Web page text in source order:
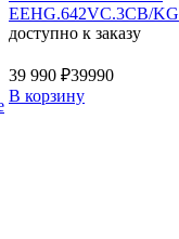
EEHG.642VC.3CB/KG
доступно к заказу
39 990 ₽39990
В корзину